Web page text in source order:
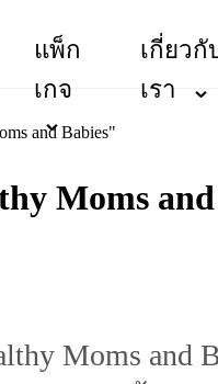
แพ็ก
เกจ
เกี่ยวกั
เรา
and Babies"
Moms and
Moms